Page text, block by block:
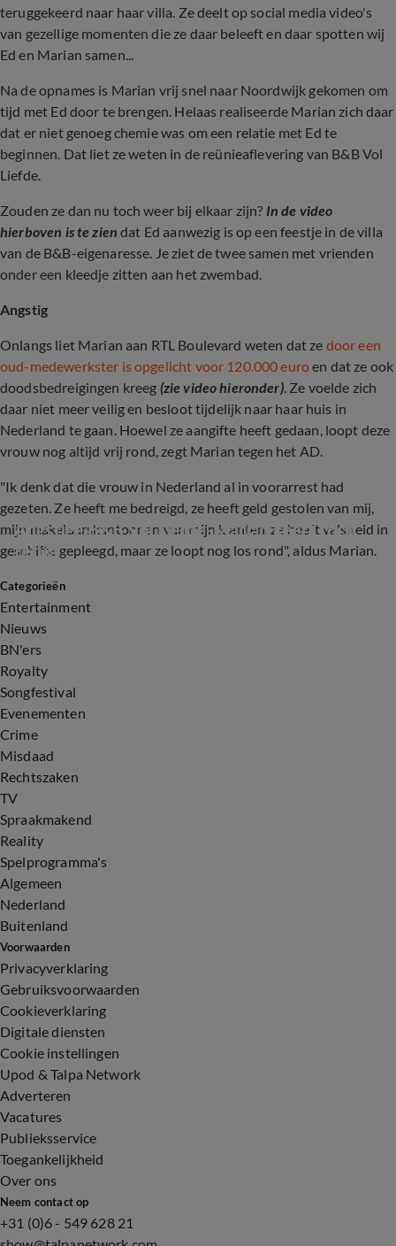
teruggekeerd naar haar villa. Ze deelt op social media video's
van gezellige momenten die ze daar beleeft en daar spotten wij
Ed en Marian samen...
Na de opnames is Marian vrij snel naar Noordwijk gekomen om
tijd met Ed door te brengen. Helaas realiseerde Marian zich daar
dat er niet genoeg chemie was om een relatie met Ed te
beginnen. Dat liet ze weten in de reünieaflevering van B&B Vol
Liefde.
Zouden ze dan nu toch weer bij elkaar zijn? In de video
hierboven is te ziendat Ed aanwezig is op een feestje in de villa
van de B&B-eigenaresse. Je ziet de twee samen met vrienden
onder een kleedje zitten aan het zwembad.
Angstig
Onlangs liet Marian aan RTL Boulevard weten dat ze door een
oud-medewerkster is opgelicht voor 120.000 euroen dat ze ook
doodsbedreigingen kreeg (zie video hieronder). Ze voelde zich
daar niet meer veilig en besloot tijdelijk naar haar huis in
Nederland te gaan. Hoewel ze aangifte heeft gedaan, loopt deze
vrouw nog altijd vrij rond, zegt Marian tegen het AD.
"Ik denk dat die vrouw in Nederland al in voorarrest had
gezeten. Ze heeft me bedreigd, ze heeft geld gestolen van mij,
mijn makelaarskantoor en van mijn klanten, ze heeft valsheid in
geschifte gepleegd, maar ze loopt nog los rond", aldus Marian.
2:05
Angstige B&B Vol Liefde-Marian keert toch
terug
Categorieën
Entertainment
Nieuws
BN'ers
Royalty
Songfestival
Evenementen
Crime
Misdaad
Rechtszaken
TV
Spraakmakend
Reality
Spelprogramma's
Algemeen
Nederland
Buitenland
Voorwaarden
Privacyverklaring
Gebruiksvoorwaarden
Cookieverklaring
Digitale diensten
Cookie instellingen
Upod & Talpa Network
Adverteren
Vacatures
Publieksservice
Toegankelijkheid
Over ons
Neem contact op
+31 (0)6 - 549 628 21